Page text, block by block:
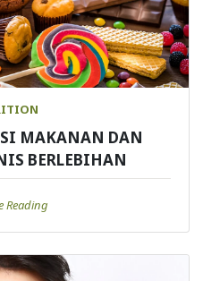
MAKANAN DAN
BERLEBIHAN
Reading